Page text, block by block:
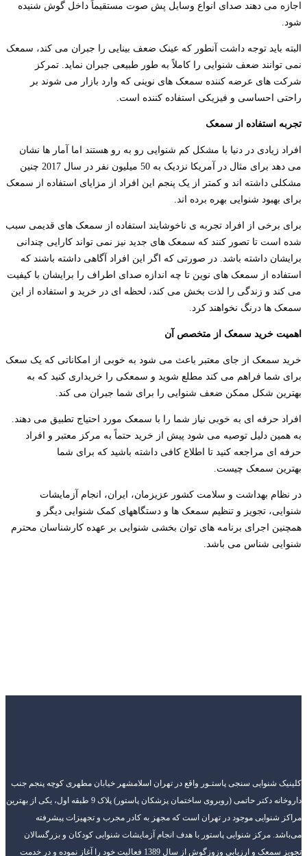
اجازه می دهند صدای انواع وسایل پش صوت مستقیماً داخل گوش شنیده
شود.
البته باید توجه داشت آنطور که عینک ضعف بینایی را جبران می کند، سمعک
نمی توانند ضعف شنوایی را کاملاً به طور طبیعی جبران نماید. تمرکز
شرکت های عرضه کننده سمعک های نوینی که وارد بازار می شوند بر
راحتی احساسی و فیزیکی استفاده کننده است.
تجربه استفاده از سمعک
افراد زیادی در دنیا با مشکل کم شنوایی رو به رو هستند اما آمار ها نشان
می دهد برای مثال در آمریکا نزدیک به 50 میلیون نفر در سال 2017 چنین
مشکلی داشته اند و کمتر از یک پنجم این افراد از مزایای استفاده از سمعک
برای بهبود شنوایی بهره برده اند.
برای برخی از افراد تجربه ی ناخوشایند استفاده از سمعک های قدیمی سبب
شده است تا تصور کنند که سمعک های جدید نیز نمی تواند کارایی چندانی
برایشان داشته باشد. در صورتی که اگر این افراد آگاهی داشته باشند که
استفاده از سمعک های نوین تا چه اندازه صدای اطراف را برایشان با کیفیت
می کند و زندگی را لذت بخش می کند، لحظه ای در خرید و استفاده از این
سمعک ها درنگ نخواهند کرد.
اهمیت خرید سمعک از متخصص آن
خرید سمعک از جای معتبر باعث می شود به خوبی از امکاناتی که یک سعک
برای شما فراهم می کند مطلع شوید و سمعکی را خریداری کنید که به
بهترین شکل ممکن ضعف شنوایی را برای شما جبران می کند.
افراد حرفه ای به خوبی نیاز شما را با سمعک مورد احتیاج تطبیق می دهند.
به همین دلیل توصیه می شود پیش از خرید حتماً به مرکز معتبر و افراد
حرفه ای مراجعه کنید تا اطلاع کافی داشته باشید که برای شما
بهترین سمعک چیست.
در نظام بهداشت و سلامت کشور عزیزمان، ایران، انجام آزمایشات
شنوایی، تجویز و تنظیم سمعک ها و دستگاههای کمک شنوایی دیگر و
همچنین اجرای برنامه های توان بخشی شنوایی بر عهده کارشناسان محترم
شنوایی شناس می باشد.
کلینیک شنوایی سنجی پاستـور واقع در تهران اسلامشهر خیابان مطهری کوچه پنجم جنب
داروخانه دکتر حاتمی (روبروی ساختمان پزشکان پاستور) پلاک 9 طبقه اول، یکی از بهترین
مراکز شنوایی موجود در تهران است که مجهز به کادر مجرب و تجهیزات پیشرفته
می‌باشد. مرکز شنوایی پاستور با هدف انجام آزمایشات شنوایی کودکان و بزرگسالان
تجویز سمعک و ارزیابی وزوزگوش از سال 1389 فعالیت خود را آغاز نموده و در خدمت